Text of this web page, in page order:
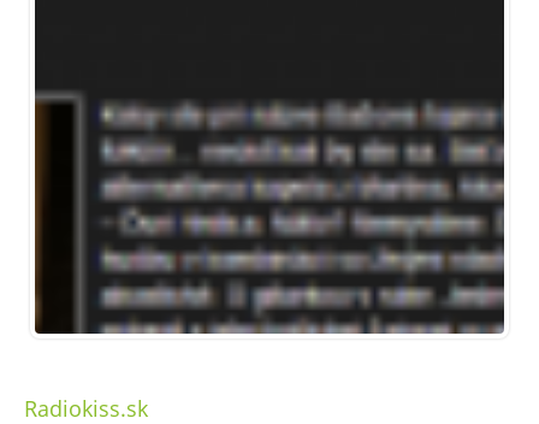
Radiokiss.sk